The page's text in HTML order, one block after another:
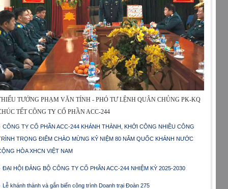
TƯỚNG PHẠM VĂN TÍNH - PHÓ TƯ LỆNH QUÂN CHỦNG PK-KQ
TẾT CÔNG TY CỔ PHẦN ACC-244
CÔNG TY CỔ PHẦN ACC-244 KHÁNH THÀNH, KHỞI CÔNG NHIỀU CÔNG
TRỌNG ĐIỂM CHÀO MỪNG KỶ NIỆM 80 NĂM QUỐC KHÁNH NƯỚC
HÒA XHCN VIỆT NAM
ĐẠI HỘI ĐẢNG BỘ CÔNG TY CỔ PHẦN ACC-244 NHIỆM KỲ 2025-2030
Lễ khánh thành và gắn biển công trình Doanh trại Đoàn 275